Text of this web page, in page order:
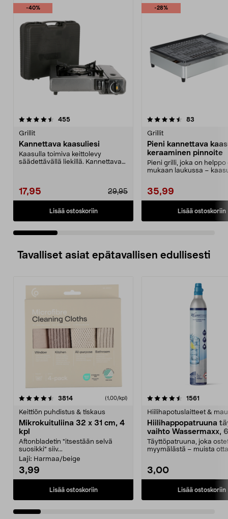
-40%
455arvostelut
Grillit
Kannettava kaasuliesi
Kaasulla toimiva keittolevy
säädettävällä liekillä. Kannettava
17,95 29,95
Lisää ostoskoriin
-28%
4.5 viidestä
83
Grillit
Pieni kannettava
keraaminen pinnoite
Pieni grilli, joka on helppo
mukaan laukussa –
35,99
Lisää ostoskoriin
4.5 viidestä
Tavalliset asiat epätavallisen edullisesti
3814arvostelut (1,00/kpl)
Keittiön puhdistus & tiskaus
Mikrokuituliina 32 x 31 cm, 4
kpl
Aftonbladetin "itsestään selvä
suosikki" siiv...
Laji: Harmaa/beige
3,99
Lisää ostoskoriin
4.5viidestä
1561
Hiilihapotuslaitteet &
Hiilihappopatruuna
vaihto Wassermaxx,
Täyttöpatruuna, joka
myymälästä – muista
3,00
Lisää ostoskoriin
4.5viidestä